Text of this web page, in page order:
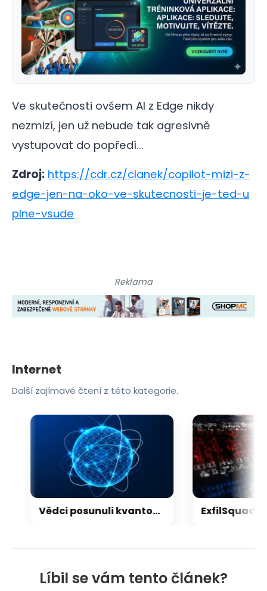
Ve skutečnosti ovšem AI z Edge nikdy
nezmizí, jen už nebude tak agresivně
vystupovat do popředí...
Zdroj: https://cdr.cz/clanek/copilot-mizi-z-
edge-jen-na-oko-ve-skutecnosti-je-ted-u
plne-vsude
Líbil se vám tento článek?
Reklama
Internet
Další zajímavé čtení z této kategorie.
Vědci posunuli kvantový internet. Propojili ho s běžným internetem